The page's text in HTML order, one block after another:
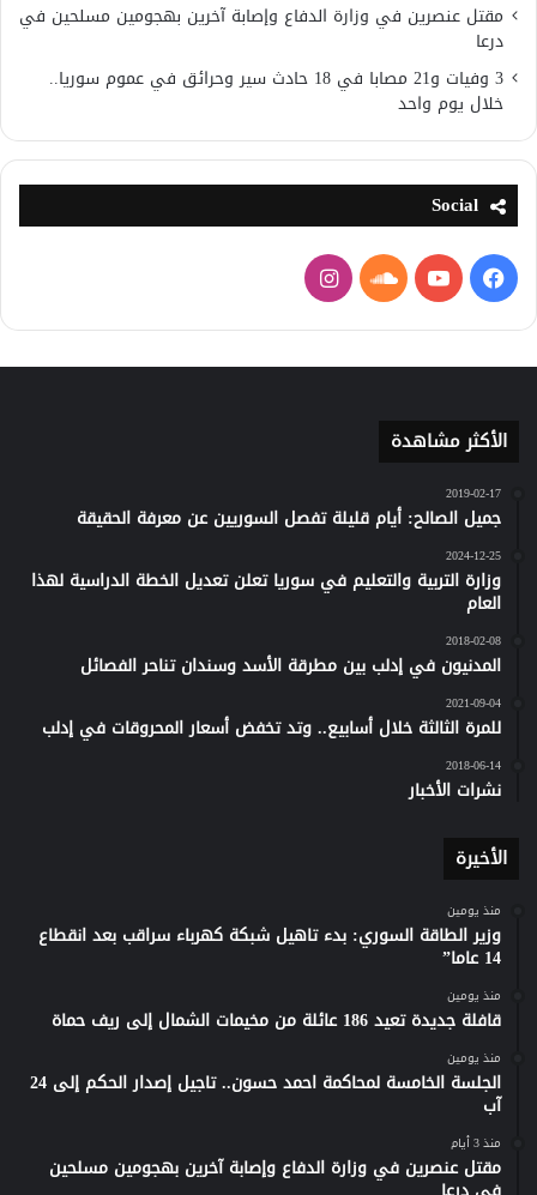
مقتل عنصرين في وزارة الدفاع وإصابة آخرين بهجومين مسلحين في
درعا
3 وفيات و21 مصابا في 18 حادث سير وحرائق في عموم سوريا..
خلال يوم واحد
Social
فيسبوكيوتيوبساوند
كلاود
انستقرام
الأكثر مشاهدة
2019-02-17
جميل الصالح: أيام قليلة تفصل السوريين عن معرفة الحقيقة
2024-12-25
وزارة التربية والتعليم في سوريا تعلن تعديل الخطة الدراسية لهذا
العام
2018-02-08
المدنيون في إدلب بين مطرقة الأسد وسندان تناحر الفصائل
2021-09-04
للمرة الثالثة خلال أسابيع.. وتد تخفض أسعار المحروقات في إدلب
2018-06-14
نشرات الأخبار
الأخيرة
منذ يومين
وزير الطاقة السوري: بدء تاهيل شبكة كهرباء سراقب بعد انقطاع
14 عاما”
منذ يومين
قافلة جديدة تعيد 186 عائلة من مخيمات الشمال إلى ريف حماة
منذ يومين
الجلسة الخامسة لمحاكمة احمد حسون.. تاجيل إصدار الحكم إلى 24
آب
منذ 3 أيام
مقتل عنصرين في وزارة الدفاع وإصابة آخرين بهجومين مسلحين